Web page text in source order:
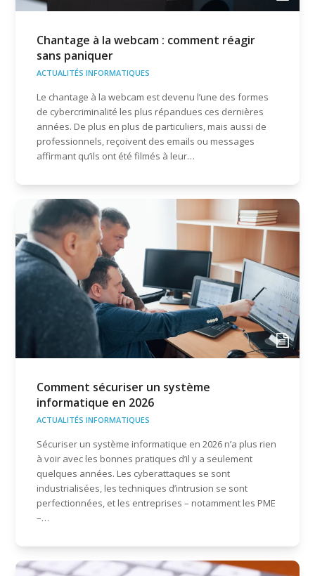
Chantage à la webcam : comment réagir
sans paniquer
ACTUALITÉS INFORMATIQUES
Le chantage à la webcam est devenu l’une des formes
de cybercriminalité les plus répandues ces dernières
années. De plus en plus de particuliers, mais aussi de
professionnels, reçoivent des emails ou messages
affirmant qu’ils ont été filmés à leur…
Comment sécuriser un système
informatique en 2026
ACTUALITÉS INFORMATIQUES
Sécuriser un système informatique en 2026 n’a plus rien
à voir avec les bonnes pratiques d’il y a seulement
quelques années. Les cyberattaques se sont
industrialisées, les techniques d’intrusion se sont
perfectionnées, et les entreprises – notamment les PME
–…